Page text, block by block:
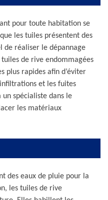
pour toute habitation se
les tuiles présentent des
de réaliser le dépannage
de rive endommagées
plus rapides afin d’éviter
et les fuites
un spécialiste dans le
les matériaux
des eaux de pluie pour la
les tuiles de rive